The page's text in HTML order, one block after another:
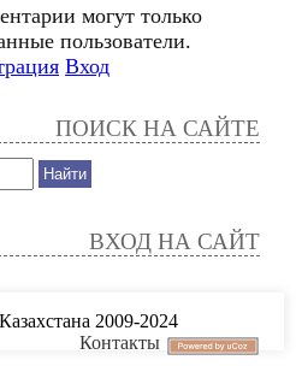
могут только
пользователи.
Вход
ПОИСК НА САЙТЕ
ВХОД НА САЙТ
2009-2024
Контакты